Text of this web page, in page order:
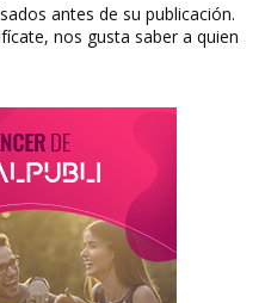
antes de su publicación.
nos gusta saber a quien